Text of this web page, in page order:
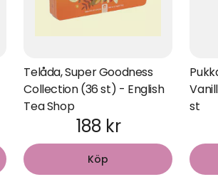
Telåda, Super Goodness
Collection (36 st) - English
Tea Shop
188 kr
Köp
st